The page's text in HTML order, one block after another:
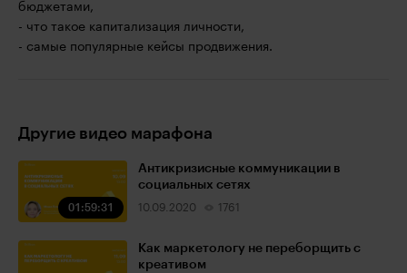
бюджетами,
- что такое капитализация личности,
- самые популярные кейсы продвижения.
Другие видео марафона
01:59:31
Антикризисные коммуникации в
социальных сетях
10.09.2020 1761
Как маркетологу не переборщить с
креативом